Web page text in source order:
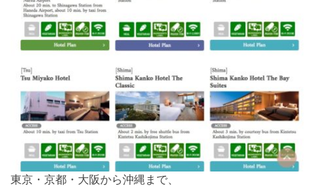
東京・京都・大阪から沖縄まで、